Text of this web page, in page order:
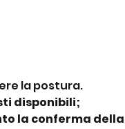
la postura.
disponibili;
la conferma della